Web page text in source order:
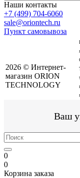
Наши контакты
+7 (499) 704-6060
sale@oriontech.ru
Пункт самовывоза
2026 © Интернет-
магазин ORION
TECHNOLOGY
Ваш
0
0
Корзина заказа